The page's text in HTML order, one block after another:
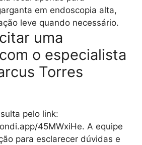
em endoscopia alta,
leve quando necessário.
uma
o especialista
Torres
pelo link:
45MWxiHe. A equipe
para esclarecer dúvidas e